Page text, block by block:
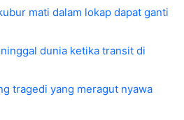
mati dalam lokap dapat ganti
dunia ketika transit di
tragedi yang meragut nyawa